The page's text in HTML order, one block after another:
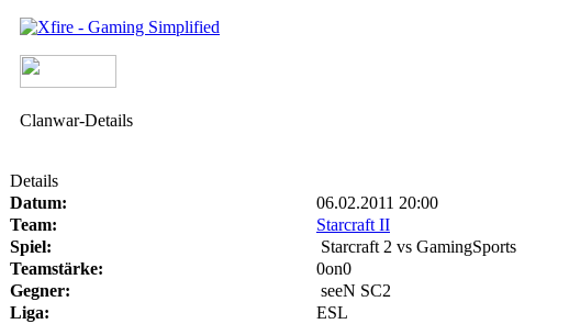
Clanwar-Details
Details
Datum:
06.02.2011 20:00
Team:
Starcraft II
Spiel:
Starcraft 2 vs GamingSports
Teamstärke:
0on0
Gegner:
seeN SC2
Liga:
ESL